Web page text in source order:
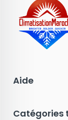
Aide
Catégories